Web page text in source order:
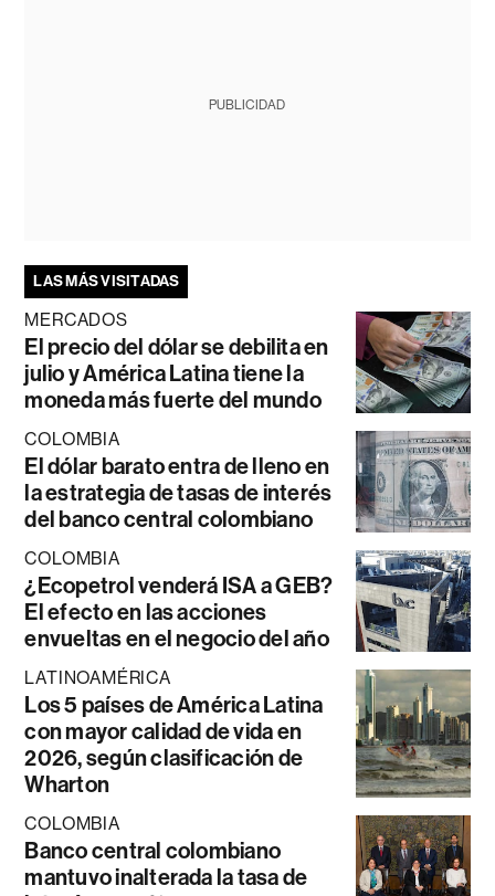
PUBLICIDAD
LAS MÁS VISITADAS
MERCADOS
El precio del dólar se debilita en
julio y América Latina tiene la
moneda más fuerte del mundo
COLOMBIA
El dólar barato entra de lleno en
la estrategia de tasas de interés
del banco central colombiano
COLOMBIA
¿Ecopetrol venderá ISA a GEB?
El efecto en las acciones
envueltas en el negocio del año
LATINOAMÉRICA
Los 5 países de América Latina
con mayor calidad de vida en
2026, según clasificación de
Wharton
COLOMBIA
Banco central colombiano
mantuvo inalterada la tasa de